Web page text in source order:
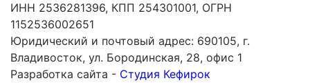
ИНН 2536281396, КПП 254301001, ОГРН
1152536002651
Юридический и почтовый адрес: 690105, г.
Владивосток, ул. Бородинская, 28, офис 1
Разработка сайта - Студия Кефирок